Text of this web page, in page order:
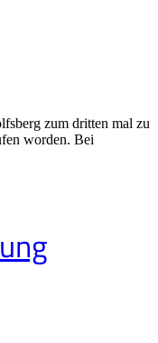
zum dritten mal zu
worden. Bei